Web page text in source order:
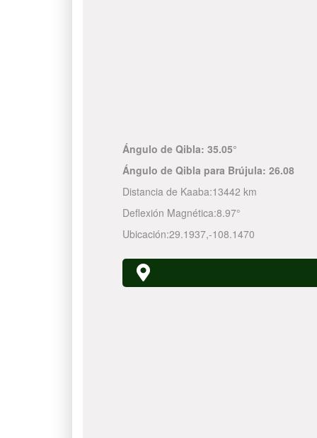
Ángulo de Qibla: 35.05°
Ángulo de Qibla para Brújula: 26.08
Distancia de Kaaba:13442 km
Deflexión Magnética:8.97°
Ubicación:29.1937,-108.1470